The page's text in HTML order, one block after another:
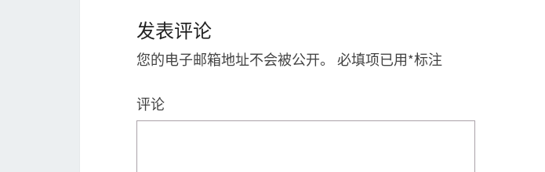
发表评论
您的电子邮箱地址不会被公开。 必填项已用*标注
评论